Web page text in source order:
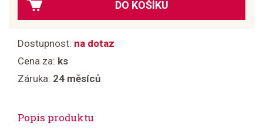
DO KOŠÍKU
Dostupnost: na dotaz
Cena za: ks
Záruka: 24 měsíců
Popis produktu